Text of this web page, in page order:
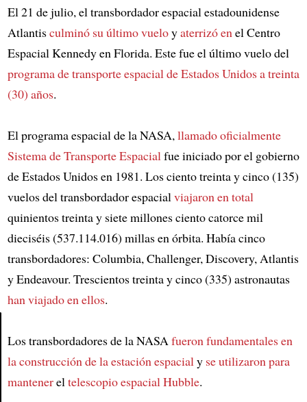
El 21 de julio, el transbordador espacial estadounidense
Atlantisculminó su último vueloyaterrizó enel Centro
Espacial Kennedy en Florida. Este fue el último vuelo del
programa de transporte espacial de Estados Unidos a treinta
(30) años.
El programa espacial de la NASA,llamado oficialmente
Sistema de Transporte Espacialfue iniciado por el gobierno
de Estados Unidos en 1981. Los ciento treinta y cinco (135)
vuelos del transbordador espacialviajaron en total
quinientos treinta y siete millones ciento catorce mil
dieciséis (537.114.016) millas en órbita. Había cinco
transbordadores: Columbia, Challenger, Discovery, Atlantis
y Endeavour. Trescientos treinta y cinco (335) astronautas
han viajado en ellos.
Los transbordadores de la NASAfueron fundamentales en
la construcción de la estación espacialy se utilizaron para
mantenereltelescopio espacial Hubble.